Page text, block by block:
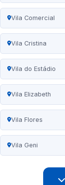
Vila Comercial
Vila Cristina
Vila do Estádio
Vila Elizabeth
Vila Flores
Vila Geni